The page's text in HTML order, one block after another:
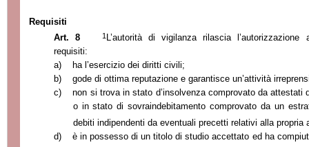
Requisiti
Art. 8
1L’autorità di vigilanza rilascia
requisiti:
a)
ha l’esercizio dei diritti civili;
b)
gode di ottima reputazione e garantisce un’attività
c)
non si trova in stato d’insolvenza comprovato da
o in stato di sovraindebitamento comprovato da un
debiti indipendenti da eventuali precetti relativi alla propria
d)
è in possesso di un titolo di studio accettato ed ha